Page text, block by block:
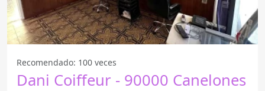
Recomendado: 100 veces
Dani Coiffeur - 90000 Canelones